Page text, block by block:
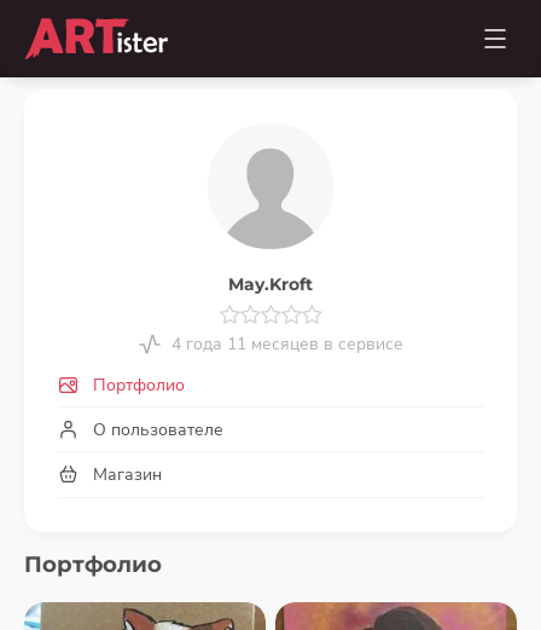
May.Kroft
4 года 11 месяцев в сервисе
Портфолио
О пользователе
Магазин
Портфолио